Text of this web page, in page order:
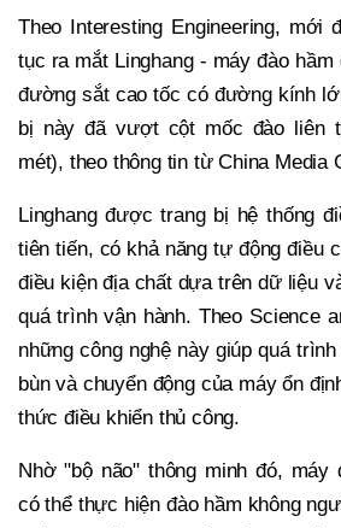
Theo Interesting Engineering, mới
tục ra mắt Linghang - máy đào hầm
đường sắt cao tốc có đường kính
bị này đã vượt cột mốc đào liên
mét), theo thông tin từ China Media
Linghang được trang bị hệ thống
tiên tiến, có khả năng tự động điều
điều kiện địa chất dựa trên dữ liệu
quá trình vận hành. Theo Science
những công nghệ này giúp quá
bùn và chuyển động của máy ổn
thức điều khiển thủ công.
Nhờ "bộ não" thông minh đó, máy
có thể thực hiện đào hầm không